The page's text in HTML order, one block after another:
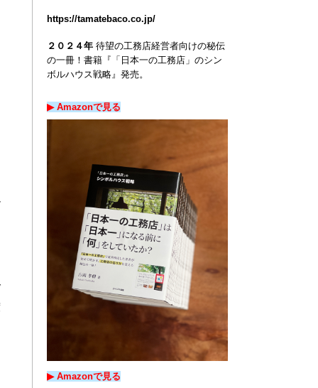
https://tamatebaco.co.jp/
２０２４年 待望の工務店経営者向けの秘伝
の一冊！ 書籍『「日本一の工務店」のシン
ボルハウス戦略』発売。
▶︎ Amazonで見る
▶︎ Amazonで見る